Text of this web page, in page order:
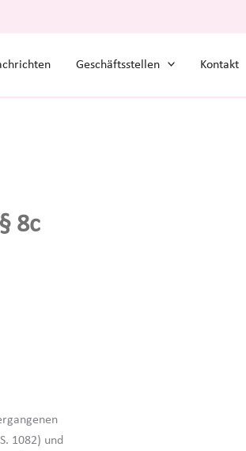
Geschäftsstellen Kontakt
8c
1082) und